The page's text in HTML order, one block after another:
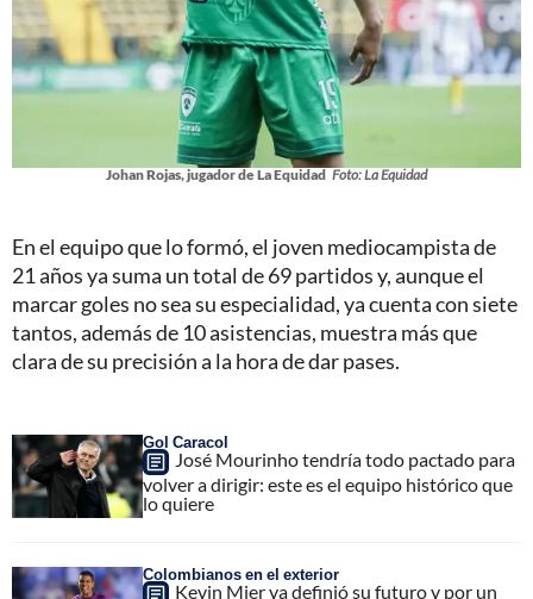
Johan Rojas, jugador de La Equidad Foto: La Equidad
En el equipo que lo formó, el joven mediocampista de
21 años ya suma un total de 69 partidos y, aunque el
marcar goles no sea su especialidad, ya cuenta con siete
tantos, además de 10 asistencias, muestra más que
clara de su precisión a la hora de dar pases.
Gol Caracol
José Mourinho tendría todo pactado para
volver a dirigir: este es el equipo histórico que
lo quiere
Colombianos en el exterior
Kevin Mier ya definió su futuro y por un